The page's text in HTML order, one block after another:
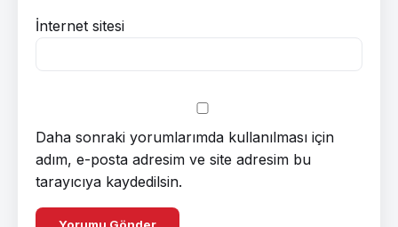
İnternet sitesi
Daha sonraki yorumlarımda kullanılması için
adım, e-posta adresim ve site adresim bu
tarayıcıya kaydedilsin.